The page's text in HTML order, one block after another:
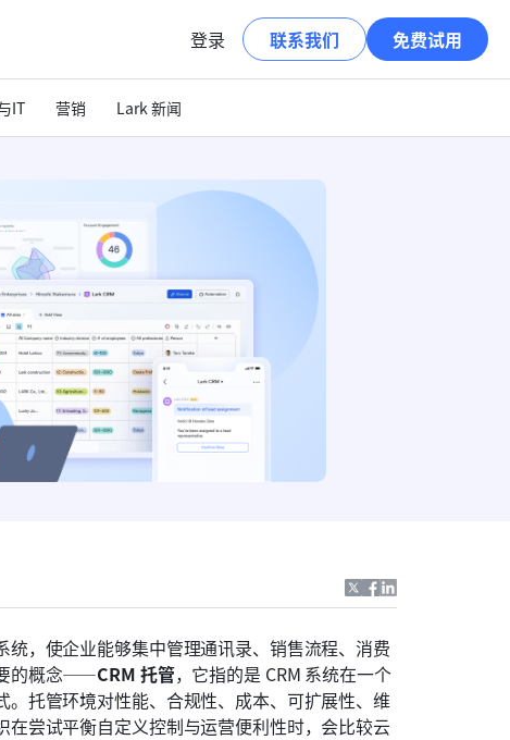
登录 联系我们 免费试用
IT 营销 Lark 新闻
，使企业能够集中管理通讯录、销售流程、消费
的概念——CRM 托管，它指的是 CRM 系统在一个
托管环境对性能、合规性、成本、可扩展性、维
尝试平衡自定义控制与运营便利性时，会比较云